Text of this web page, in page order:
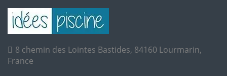
8 chemin des Lointes Bastides, 84160 Lourmarin,
France